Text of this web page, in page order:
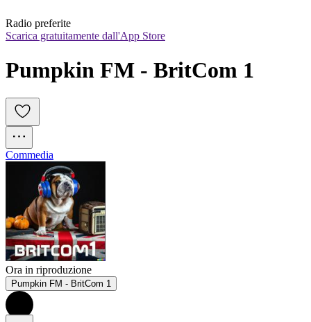
Radio preferite
Scarica gratuitamente dall'App Store
Pumpkin FM - BritCom 1
Commedia
Ora in riproduzione
Pumpkin FM - BritCom 1